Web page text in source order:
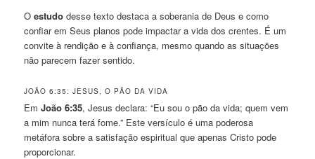
Oestudo desse texto destaca a soberania de Deus e como
confiar em Seus planos pode impactar a vida dos crentes. É um
convite à rendição e à confiança, mesmo quando as situações
não parecem fazer sentido.
JOÃO 6:35: JESUS, O PÃO DA VIDA
EmJoão 6:35, Jesus declara: “Eu sou o pão da vida; quem vem
a mim nunca terá fome.” Este versículo é uma poderosa
metáfora sobre a satisfação espiritual que apenas Cristo pode
proporcionar.